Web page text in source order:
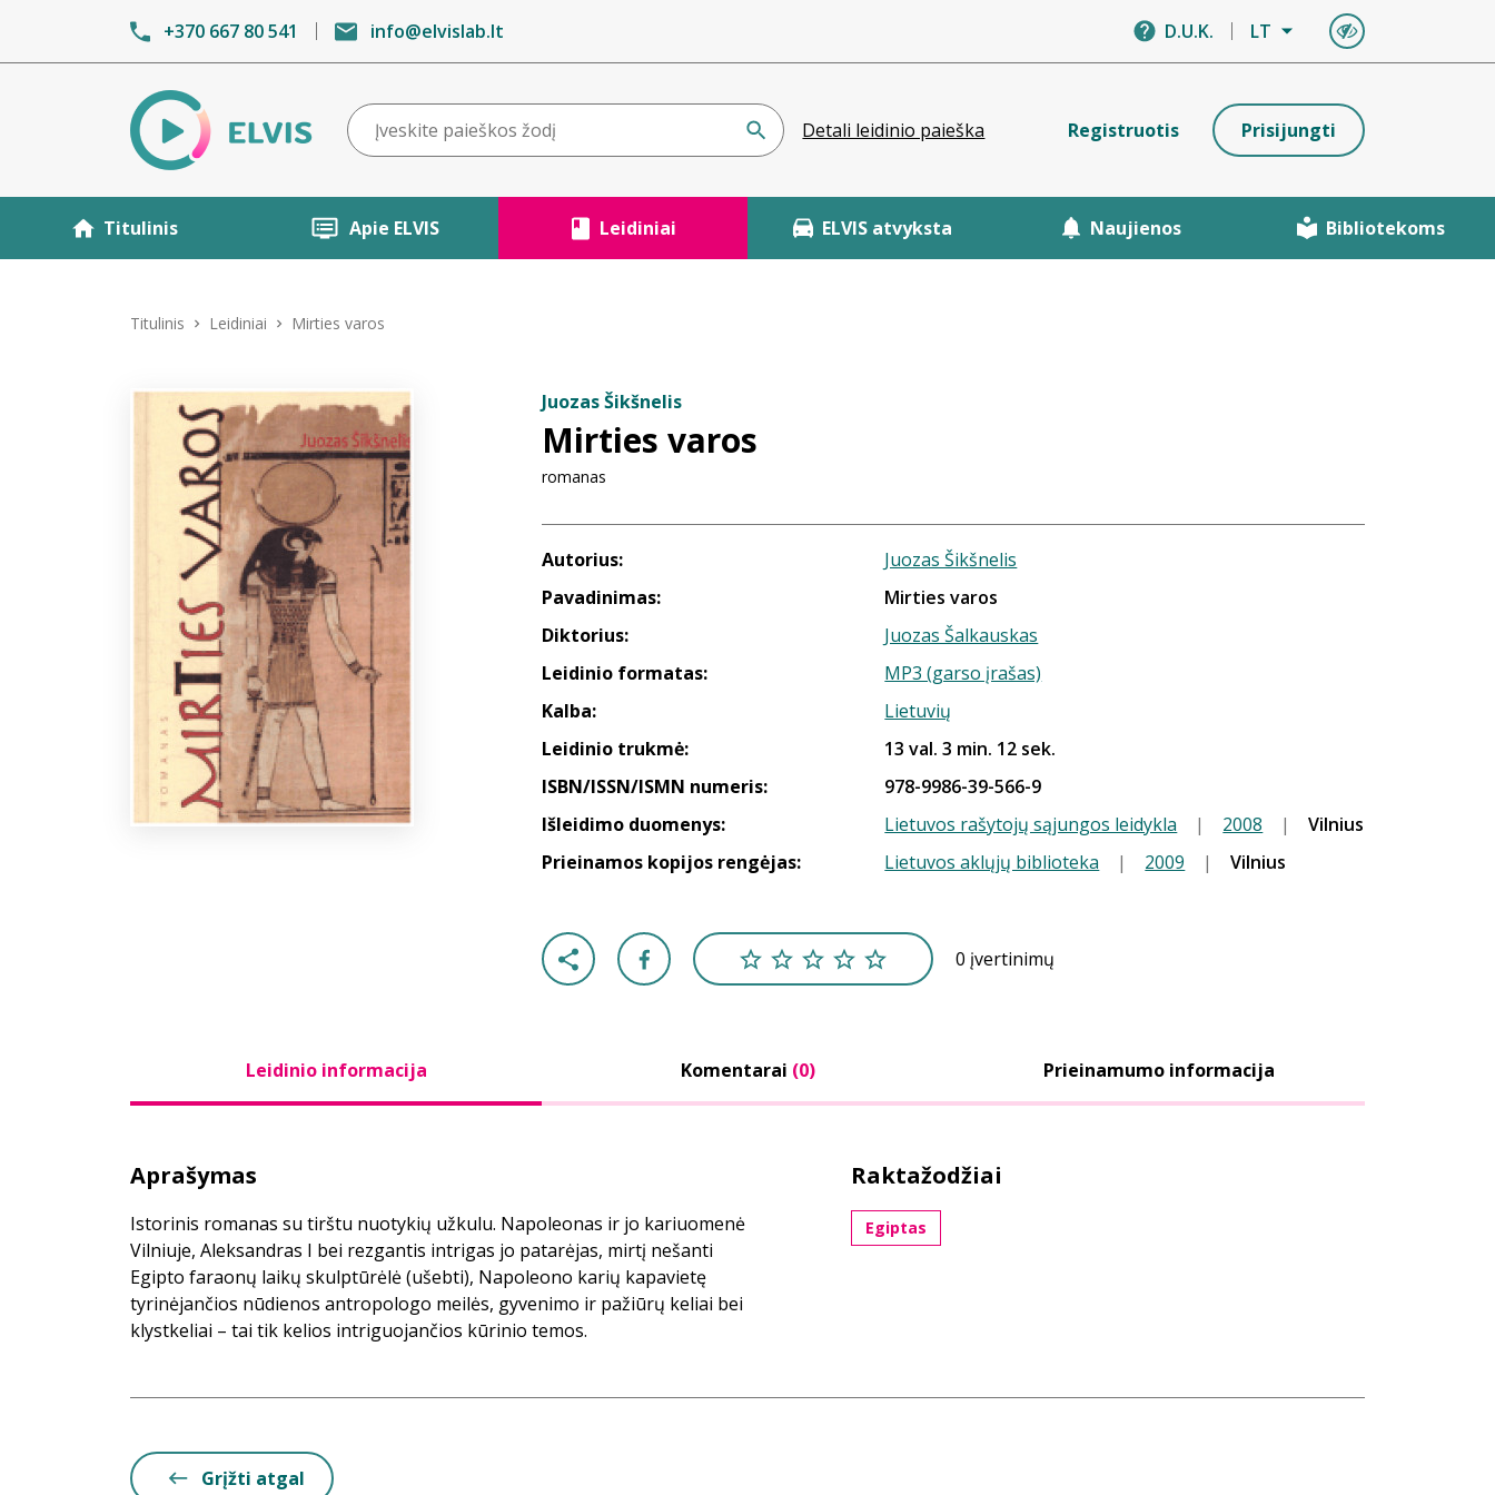
+370 667 80 541 info@elvislab.lt D.U.K. LT
Detali leidinio paieška Registruotis Prisijungti
Titulinis Apie ELVIS Leidiniai ELVIS atvyksta Naujienos Bibliotekoms
Titulinis Leidiniai Mirties varos
Juozas Šikšnelis
Mirties varos
romanas
Autorius:
Juozas Šikšnelis
Pavadinimas:
Mirties varos
Diktorius:
Juozas Šalkauskas
Leidinio formatas:
MP3 (garso įrašas)
Kalba:
Lietuvių
Leidinio trukmė:
13 val. 3 min. 12 sek.
ISBN/ISSN/ISMN numeris:
978-9986-39-566-9
Išleidimo duomenys:
Lietuvos rašytojų sąjungos leidykla | 2008 |
Vilnius
Prieinamos kopijos rengėjas:
Lietuvos aklųjų biblioteka | 2009 | Vilnius
0 įvertinimų
Leidinio informacija Komentarai (0) Prieinamumo informacija
Aprašymas
Istorinis romanas su tirštu nuotykių užkulu. Napoleonas ir jo kariuomenė
Vilniuje, Aleksandras I bei rezgantis intrigas jo patarėjas, mirtį nešanti
Egipto faraonų laikų skulptūrėlė (ušebti), Napoleono karių kapavietę
tyrinėjančios nūdienos antropologo meilės, gyvenimo ir pažiūrų keliai bei
klystkeliai – tai tik kelios intriguojančios kūrinio temos.
Raktažodžiai
Egiptas
Grįžti atgal